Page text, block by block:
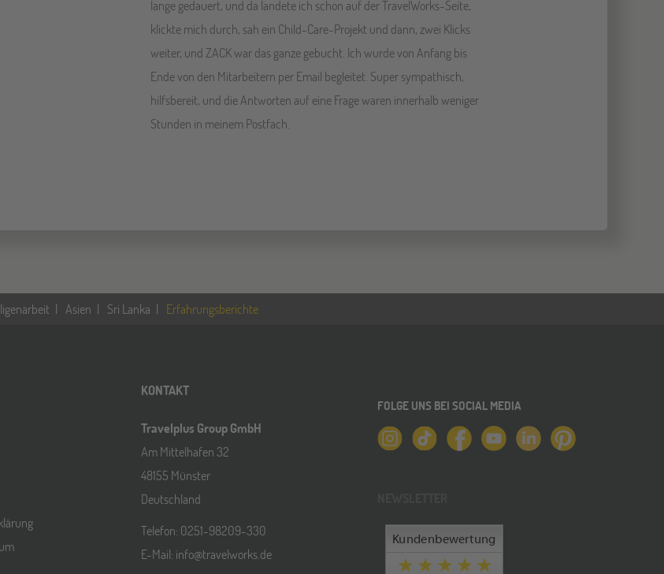
lange gedauert, und da landete ich schon auf der TravelWorks-Seite,
klickte mich durch, sah ein Child-Care-Projekt und dann, zwei Klicks
weiter, und ZACK war das ganze gebucht. Ich wurde von Anfang bis
Ende von den Mitarbeitern per Email begleitet. Super sympathisch,
hilfsbereit, und die Antworten auf eine Frage waren innerhalb weniger
Stunden in meinem Postfach.
Asien Sri Lanka Erfahrungsberichte
KONTAKT
Travelplus Group GmbH
Am Mittelhafen 32
48155 Münster
Deutschland
Telefon: 0251-98209-330
E-Mail: info@travelworks.de
FOLGE UNS BEI SOCIAL MEDIA